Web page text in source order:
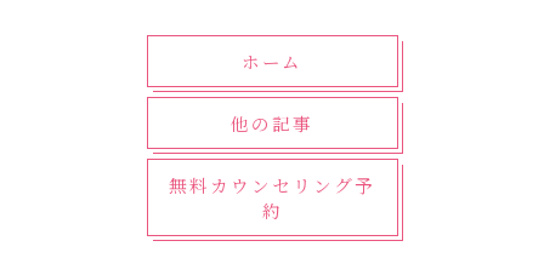
ホーム
他の記事
無料カウンセリング予
約